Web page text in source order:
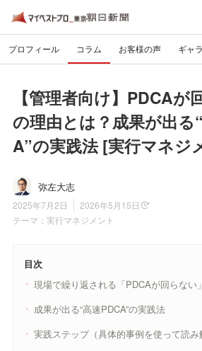
プロフィール コラム お客様の声 ギャ
【管理者向け】PDCAが
の理由とは？成果が出る
A”の実践法 [実行マネジ
弥左大志
2025年7月2日
2026年5月15日
テーマ： 実行マネジメント
目次
現場で繰り返される「PDCAが回らない
成果が出る“高速PDCA”の実践法
実践ステップ（具体的事例を使って読み